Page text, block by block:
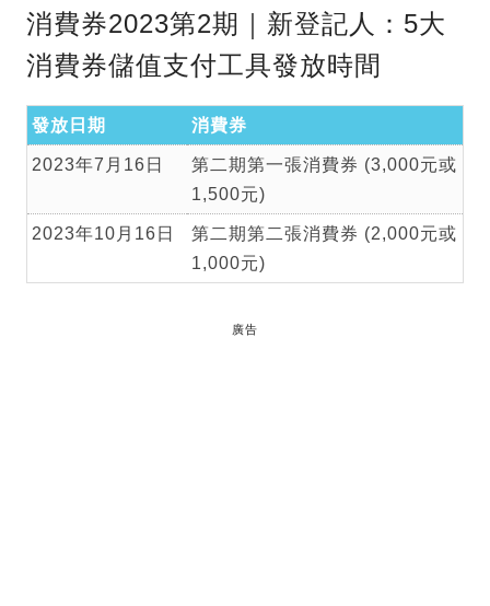
消費券2023第2期｜新登記人：5大
消費券儲值支付工具發放時間
發放日期 消費券
2023年7月16日
第二期第一張消費券 (3,000元或
1,500元)
2023年10月16日
第二期第二張消費券 (2,000元或
1,000元)
廣告